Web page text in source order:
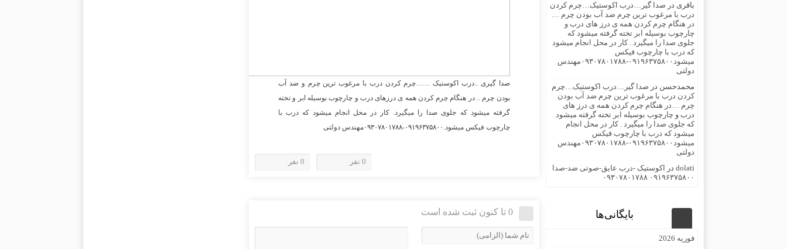
صدا گیری ..درب اکوستیک ……چرم کردن درب با مرغوب ترین چرم و ضد آب
بودن چرم .. در هنگام چرم کردن همه ی درزهای درب و چارچوب بوسیله ابر و تخته
گرفته میشود که جلوی صدا را میگیرد. کار در محل انجام میشود که درب با
چارچوب فیکس میشود.۰۹۱۹۶۳۷۵۸۰۰-۰۹۳۰۷۸۰۱۷۸۸مهندس دولتی
0 نفر 0 نفر
0 تا کنون ثبت شده است
باقری در صدا گیر…درب اکوستیک…چرم کردن
درب با مرغوب ترین چرم ضد آب بودن چرم …
در هنگام چرم کردن همه ی درز های درب و
چارچوب بوسیله ابر تخته گرفته میشود که
جلوی صدا را میگیرد . کار در محل انجام میشود
که درب با چارچوب فیکس
میشود۰۹۱۹۶۳۷۵۸۰۰-۰۹۳۰۷۸۰۱۷۸۸مهندس
دولتی
محمدحسن در صدا گیر…درب اکوستیک…چرم
کردن درب با مرغوب ترین چرم ضد آب بودن
چرم …در هنگام چرم کردن همه ی درز های
درب و چارچوب بوسیله ابر تخته گرفته میشود
که جلوی صدا را میگیرد . کار در محل انجام
میشود که درب با چارچوب فیکس
میشود۰۹۱۹۶۳۷۵۸۰۰-۰۹۳۰۷۸۰۱۷۸۸مهندس
دولتی
dolati در
اکوستیک -درب عایق-صوتی ضد-صدا
۰۹۱۹۶۳۷۵۸۰۰ ۰۹۳۰۷۸۰۱۷۸۸
بایگانی‌ها
فوریه 2026